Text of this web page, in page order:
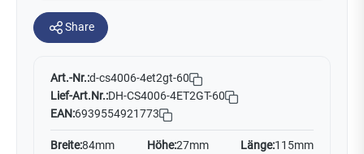
Share
Art.-Nr.:d-cs4006-4et2gt-60
Lief-Art.Nr.:DH-CS4006-4ET2GT-60
EAN:6939554921773
Breite:84mm Höhe:27mm Länge:115mm